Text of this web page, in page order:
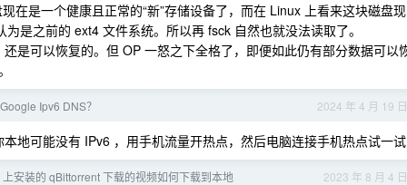
在是一个健康且正常的“新”存储设备了，而在 Linux 上看来这块磁盘现
是之前的 ext4 文件系统。所以再 fsck 自然也就没法读取了。
是可以恢复的。但 OP 一怒之下全格了，即便如此仍有部分数据可以
2024 年 4 月 19 日
Ipv6 DNS？
地可能没有 IPv6 ，用手机流量开热点，然后电脑连接手机热点试一试
2023 年 8 月 4 日
安装的 qBittorrent 下载的视频如何下载到本地